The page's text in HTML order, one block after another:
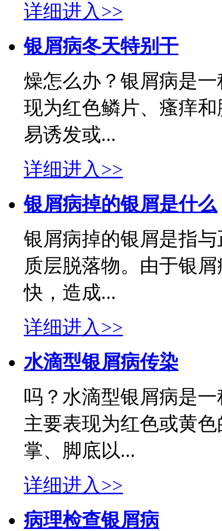
详细进入>>
银屑病冬天特别干
燥怎么办？银屑病是
现为红色鳞片、瘙痒
易诱发或...
详细进入>>
银屑病掉的银屑是什么
银屑病掉的银屑是指
质层脱落物。由于银
快，造成...
详细进入>>
水滴型银屑病传染
吗？水滴型银屑病是
主要表现为红色或黄
掌、脚底以...
详细进入>>
病理检查银屑病